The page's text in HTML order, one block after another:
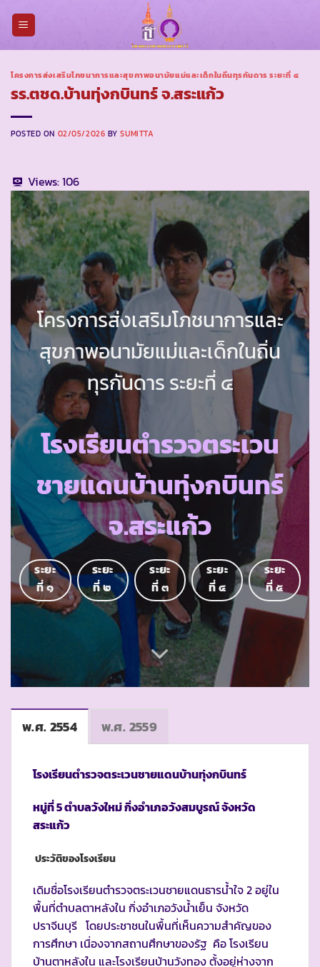
โครงการส่งเสริมโภชนาการและสุขภาพอนามัยแม่และเด็กในถิ่นทุรกันดาร ระยะที่ ๔
รร.ตชด.บ้านทุ่งกบินทร์ จ.สระแก้ว
POSTED ON 02/05/2026 BYSUMITTA
Views:106
โครงการส่งเสริมโภชนาการและ
สุขภาพอนามัยแม่และเด็กในถิ่น
ทุรกันดาร ระยะที่ ๔
โรงเรียนตำรวจตระเวน
ชายแดนบ้านทุ่งกบินทร์
จ.สระแก้ว
ระยะ
ที่ ๑
ระยะ
ที่ ๒
ระยะ
ที่ ๓
ระยะ
ที่ ๔
ระยะ
ที่ ๕
พ.ศ. 2554 พ.ศ. 2559
โรงเรียนตำรวจตระเวนชายแดนบ้านทุ่งกบินทร์
หมู่ที่ 5 ตำบลวังใหม่ กิ่งอำเภอวังสมบูรณ์ จังหวัด
สระแก้ว
ประวัติของโรงเรียน
เดิมชื่อโรงเรียนตำรวจตระเวนชายแดนธารน้ำใจ 2 อยู่ใน
พื้นที่ตำบลตาหลังใน กิ่งอำเภอวังน้ำเย็น จังหวัด
ปราจีนบุรี โดยประชาชนในพื้นที่เห็นความสำคัญของ
การศึกษา เนื่องจากสถานศึกษาของรัฐ คือ โรงเรียน
บ้านตาหลังใน และโรงเรียนบ้านวังทอง ตั้งอยู่ห่างจาก